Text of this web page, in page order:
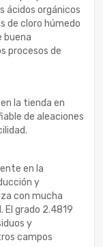
ácidos orgánicos
de cloro húmedo
buena
procesos de
la tienda en
de aleaciones
en la
y
con mucha
grado 2.4819
y
campos